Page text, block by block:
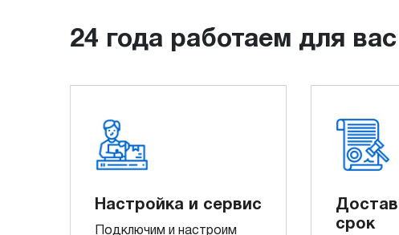
24 года работаем для вас
Настройка и сервис
Подключим и настроим
срок